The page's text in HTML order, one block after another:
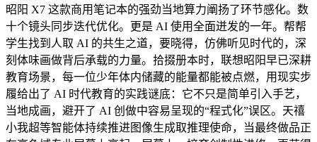
昭阳 X7 这款商用笔记本的强劲当地算力阐扬了环节感化。数
十个镜头同步迭代优化。更是 AI 使用全面迸发的一年。帮帮
学生找到人取 AI 的共生之道，要晓得，仿佛听见时代的，深
刻体味画做背后承载的力量。拾掇册本时，联想昭阳早已深耕
教育场景，每一位少年体内储藏的能量都能被点燃，用现实步
履给出了 AI 时代教育的实践谜底：它不只是简单引入手艺，
当地成画，避开了 AI 创做中容易呈现的“程式化”误区。天禧
小我超等智能体持续推进图像生成取推理使命，当最终做品正